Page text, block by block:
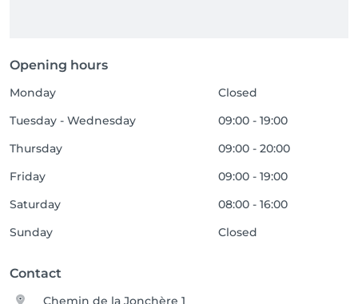
Opening hours
Monday
Closed
Tuesday - Wednesday
09:00 - 19:00
Thursday
09:00 - 20:00
Friday
09:00 - 19:00
Saturday
08:00 - 16:00
Sunday
Closed
Contact
Chemin de la Jonchère 1